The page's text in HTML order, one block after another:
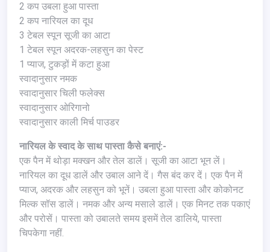
2 कप उबला हुआ पास्ता
2 कप नारियल का दूध
3 टेबल स्पून सूजी का आटा
1 टेबल स्पून अदरक-लहसुन का पेस्ट
1 प्याज, टुकड़ों में कटा हुआ
स्वादानुसार नमक
स्वादानुसार चिली फलेक्स
स्वादानुसार ओरिगानो
स्वादानुसार काली मिर्च पाउडर
नारियल के स्वाद के साथ पास्ता कैसे बनाएं:-
एक पैन में थोड़ा मक्खन और तेल डालें। सूजी का आटा भून लें।
नारियल का दूध डालें और उबाल आने दें। गैस बंद कर दें। एक पैन में
प्याज, अदरक और लहसुन को भूनें। उबला हुआ पास्ता और कोकोनट
मिल्क सॉस डालें। नमक और अन्य मसाले डालें। एक मिनट तक पकाएं
और परोसें। पास्ता को उबालते समय इसमें तेल डालिये, पास्ता
चिपकेगा नहीं.